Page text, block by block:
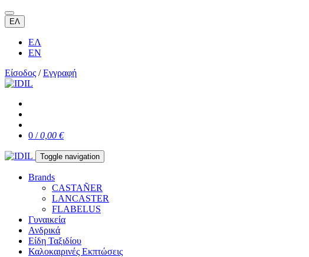
ΕΛ
ΕΛ
EN
Είσοδος /Εγγραφή
0 /0,00 €
Toggle navigation
Brands
CASTAÑER
LANCASTER
FLABELUS
Γυναικεία
Ανδρικά
Είδη Ταξιδίου
Καλοκαιρινές Εκπτώσεις